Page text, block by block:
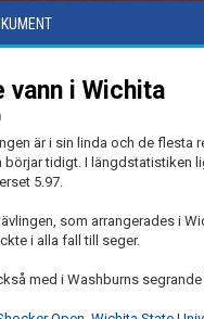
vann i Wichita
är i sin linda och de flesta
börjar tidigt. I längdstatistiken
5.97.
som arrangerades i
i alla fall till seger.
med i Washburns